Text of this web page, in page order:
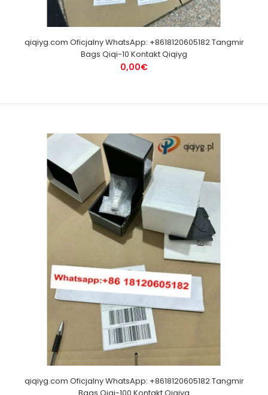
qiqiyg.com Oficjalny WhatsApp: +8618120605182 Tangmir
Bags Qiqi-10 Kontakt Qiqiyg
0,00€
qiqiyg.com Oficjalny WhatsApp: +8618120605182 Tangmir